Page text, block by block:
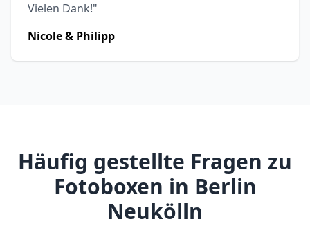
Vielen Dank!"
Nicole & Philipp
Häufig gestellte Fragen zu
Fotoboxen in Berlin
Neukölln